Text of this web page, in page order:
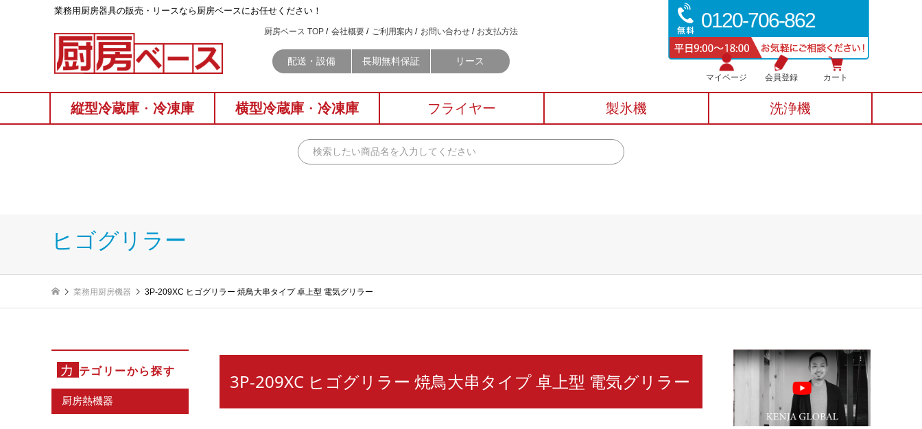
0120-706-862
業務⽤厨房器具の販売・リースなら厨房ベースにお任せください！
厨房ベース TOP 会社概要 ご利用案内 お問い合わせ お支払方法
配送・設備 長期無料保証 リース
マイページ 会員登録 カート
縦型冷蔵庫 ・ 冷凍庫 横型冷蔵庫 ・ 冷凍庫 フライヤー 製氷機 洗浄機
ヒゴグリラー
業務用厨房機器 3P-209XC ヒゴグリラー 焼鳥大串タイプ 卓上型 電気グリラー
カ テゴリーから探す
厨房熱機器
3P-209XC ヒゴグリラー 焼鳥大串タイプ 卓上型 電気グリラー